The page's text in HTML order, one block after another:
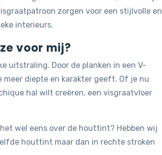
zorgen voor een stijlvolle en
interieurs.
voor mij?
uitstraling. Door de planken in een V-
diepte en karakter geeft. Of je nu
hal wilt creëren, een visgraatvloer
wel eens over de houttint? Hebben wij
houttint maar dan in rechte stroken